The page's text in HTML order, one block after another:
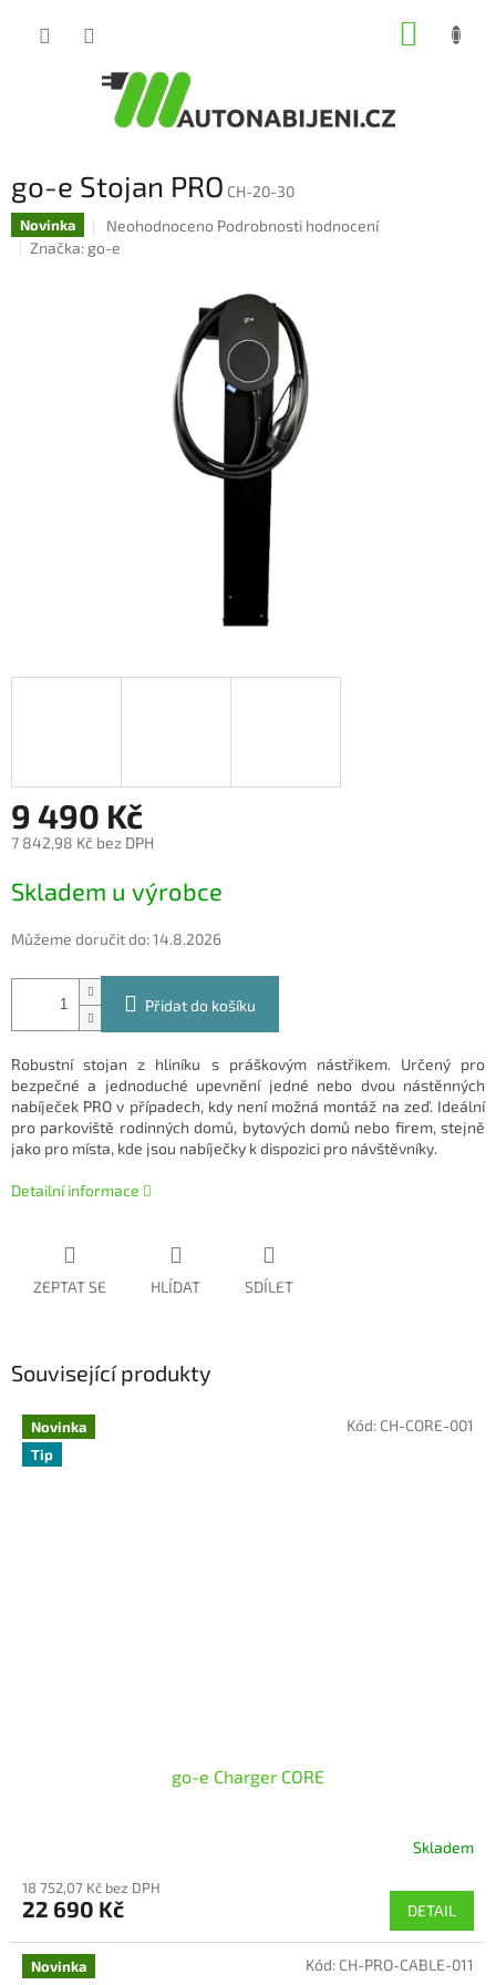
go-e Stojan PRO CH-20-30
Novinka
Průměrné
hodnocení
hvězdiček.
Neohodnoceno Podrobnosti hodnocení
Značka: go-e
9 490 Kč
7 842,98 Kč bez DPH
cena:
Skladem u výrobce
Můžeme doručit do:14.8.2026
Přidat do košíku
Robustní stojan z hliníku s práškovým nástřikem. Určený pro
bezpečné a jednoduché upevnění jedné nebo dvou nástěnných
nabíječek PRO v případech, kdy není možná montáž na zeď. Ideální
pro parkoviště rodinných domů, bytových domů nebo firem, stejně
jako pro místa, kde jsou nabíječky k dispozici pro návštěvníky.
Detailní informace
ZEPTAT SE HLÍDAT SDÍLET
Související produkty
Novinka
Tip
go-e Charger CORE
produktu
je
z
5
Skladem
18 752,07 Kč bez DPH
22 690 Kč DETAIL
Kód: CH-CORE-001
Novinka Kód: CH-PRO-CABLE-011